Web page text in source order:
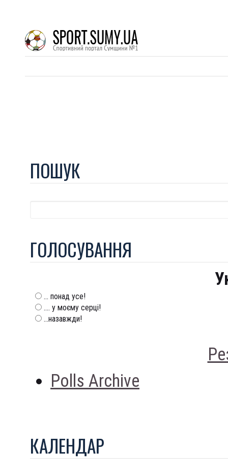
ПОШУК
ГОЛОСУВАННЯ
... понад усе!
.... у моєму серці!
...назавжди!
Polls Archive
КАЛЕНДАР